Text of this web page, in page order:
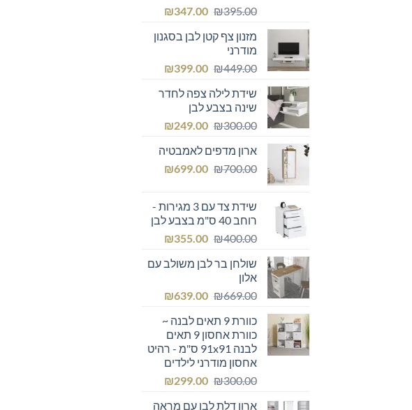
₪395.00
המחיר
היה:
₪347.00
המחיר
הוא:
מזנון צף קטן לבן בסגנון
מודרני
₪449.00
המחיר
היה:
₪449.00.
₪399.00
המחיר
הוא:שידת לילה צפה לחדר
שינה בצבע לבן
₪300.00
המחיר
היה:
₪300.00.
₪249.00
המחיר
הוא:
₪249.00.
ארון מדפים לאמבטיה
₪700.00
המחיר
₪700.00.
₪699.00
המחיר
₪699.00.שידת צד עם 3 מגירות -
רוחב 40 ס"מ בצבע לבן
₪400.00
המחיר
היה:
₪355.00
המחיר
הוא:
שולחן בר לבן משולב עם
אלון
₪669.00
המחיר
היה:
₪669.00.
₪639.00
המחיר
הוא:כוורת 9 תאים לבנה ~
כוורת אחסון 9 תאים
לבנה 91x91 ס"מ - רהיט
אחסון מודרני לילדים
₪300.00
המחיר ₪299.00
המחיר
ארון דלת לבן עם מראה